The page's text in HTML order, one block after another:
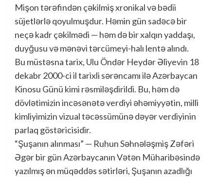
Mişon tərəfindən çəkilmiş xronikal və bədii
süjetlərlə qoyulmuşdur. Həmin gün sadəcə bir
neçə kadr çəkilmədi — həm də bir xalqın yaddaşı,
duyğusu və mənəvi tərcümeyi-halı lentə alındı.
Bu müstəsna tarix, Ulu Öndər Heydər Əliyevin 18
dekabr 2000-ci il tarixli sərəncamı ilə Azərbaycan
Kinosu Günü kimi rəsmiləşdirildi. Bu, həm də
dövlətimizin incəsənətə verdiyi əhəmiyyətin, milli
kimliyimizin vizual təcəssümünə dəyər verdiyinin
parlaq göstəricisidir.
“Şuşanın alınması” — Ruhun Səhnələşmiş Zəfəri
Əgər bir gün Azərbaycanın Vətən Müharibəsində
yazılmış ən müqəddəs sətirləri, Şuşanın azadlığı